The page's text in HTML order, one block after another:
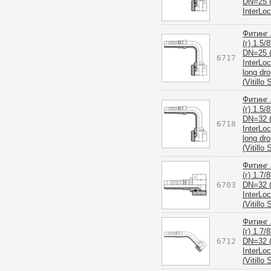
6717
Фитинг
(г) 1.5/
DN=25
long
(Vitillo
6718
Фитинг
(г) 1.5/
DN=32
long
(Vitillo
6703
Фитинг
(г) 1.7/
DN=32
(Vitillo
6712
Фитинг
(г) 1.7/
DN=32
(Vitillo